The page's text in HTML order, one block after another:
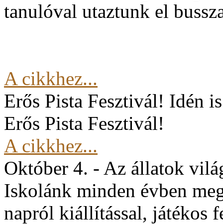
tanulóval utaztunk el
A cikkhez...
Erős Pista Fesztivál! Idén
Erős Pista Fesztivál!
A cikkhez...
Október 4. - Az állatok
Iskolánk minden évben
napról kiállítással, játékos